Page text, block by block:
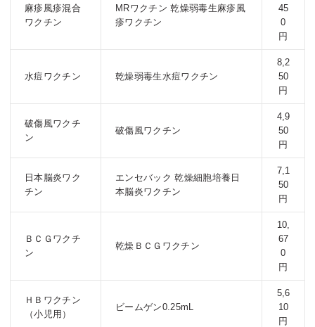
麻疹風疹混合
ワクチン
MRワクチン 乾燥弱毒生麻疹風
疹ワクチン
45
0
円
水痘ワクチン 乾燥弱毒生水痘ワクチン
8,2
50
円
破傷風ワクチ
ン
破傷風ワクチン
4,9
50
円
日本脳炎ワク
チン
エンセバック 乾燥細胞培養日
本脳炎ワクチン
7,1
50
円
ＢＣＧワクチ
ン
乾燥ＢＣＧワクチン
10,
67
0
円
ＨＢワクチン
（小児用）
ビームゲン0.25mL
5,6
10
円